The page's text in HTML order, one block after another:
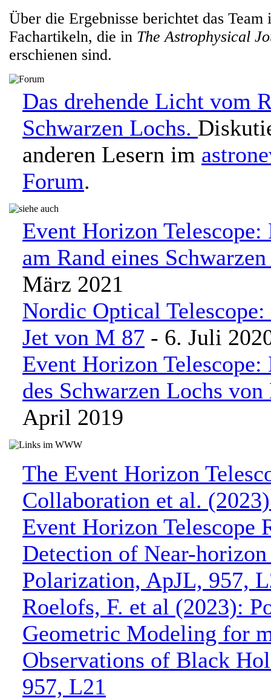
Über die Ergebnisse berichtet das Team
Fachartikeln, die in The Astrophysical
erschienen sind.
Das drehende Licht vom
Schwarzen Lochs.
anderen Lesern im
Forum.
Event Horizon
am Rand eines
März 2021
Nordic Optical
Jet von M 87 - 6. Juli
Event Horizon Telescope:
des Schwarzen Lochs
April 2019
The Event Horizon
Collaboration et al.
Event Horizon Telescope
Detection of Near-
Polarization, ApJL, 957,
Roelofs, F. et al (2023):
Geometric Modeling for
Observations of Black
957, L21